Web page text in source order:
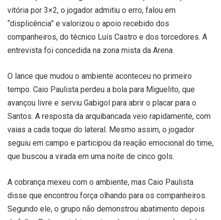
vitória por 3×2, o jogador admitiu o erro, falou em
“displicência” e valorizou o apoio recebido dos
companheiros, do técnico Luís Castro e dos torcedores. A
entrevista foi concedida na zona mista da Arena.
O lance que mudou o ambiente aconteceu no primeiro
tempo. Caio Paulista perdeu a bola para Miguelito, que
avançou livre e serviu Gabigol para abrir o placar para o
Santos. A resposta da arquibancada veio rapidamente, com
vaias a cada toque do lateral. Mesmo assim, o jogador
seguiu em campo e participou da reação emocional do time,
que buscou a virada em uma noite de cinco gols.
A cobrança mexeu com o ambiente, mas Caio Paulista
disse que encontrou força olhando para os companheiros.
Segundo ele, o grupo não demonstrou abatimento depois